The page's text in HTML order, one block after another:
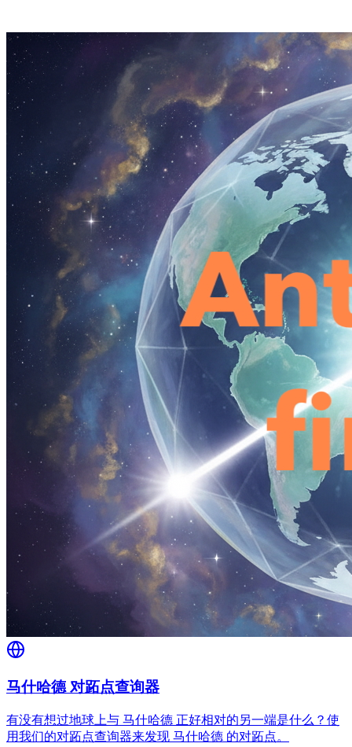
马什哈德 对跖点查询器
有没有想过地球上与 马什哈德 正好相对的另一端是什么？使
用我们的对跖点查询器来发现 马什哈德 的对跖点。